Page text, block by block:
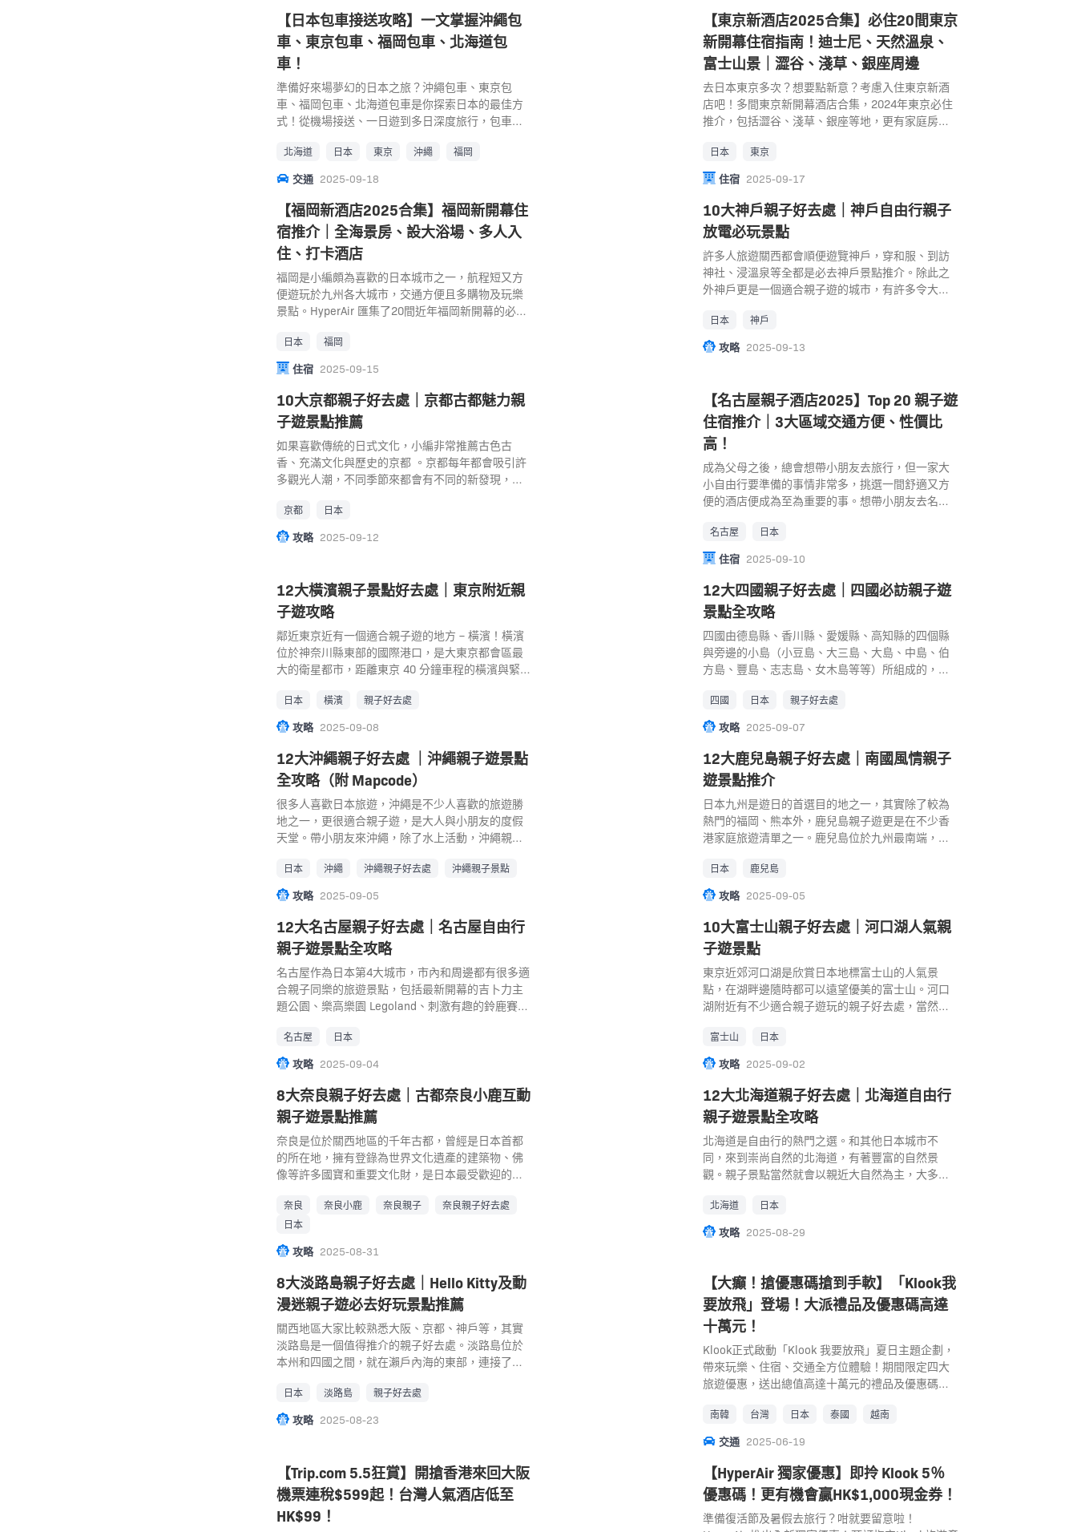
前（18A乘車處）」，搭西鐵巴士21或 21B路線至
「海之中道」巴士站，約40~60分鐘搭船：在「博
多埠頭」或是「Marizon」，搭乘到「海中道渡船
場」，約20分鐘電車：如果是搭乘地下鐵(電車)，
從「博多車站」出發，搭乘 鹿兒島本線 →「香椎車
站」（約10分鐘），轉乘 JR香椎線 →「海之中道
車站」（約20分鐘）、或是 「西戶崎車站」（約25
583 […]
長的滑梯、攀爬設備與其他設施。樂園是專為促進
體能訓練，以及提倡身體健康而設計。每個人都能
盡情享受園區裡的動物園，近距離與動物接觸。另
外在動物王國裏就可以近接觸或餵食水豚，貓鼬和
貓頭鷹等動物，還有超人氣的水豚和《獅子王》中
的丁滿原身的狐獴，小朋友同時可以學會尊重生
命，和大自然的各種動物和平共處。樂園也不只有
越過一眾障礙物，在玩樂的同時，檢測你的肉體年
齡，看看自己有哪方面需要加強，又或者可以去體
驗桑拿、溫泉、泥漿浴、瑜珈課程等，徹底放鬆身
心。 景點： 熊本阿蘇農場樂園 地址： 熊本県阿蘇
郡南阿蘇村河陽5579-3 (Google Map) 電話：
+81967672100 營業時間： 09:00～17:00 交通：
從JR熊本車站搭乘JR豐肥本線於「肥後大津」站下
車，轉乘九州橫斷巴士「やまびこ号」於「赤水」
車站前下車，轉乘計程車約10分鐘 Map Code :
256 510 207*15 官方網站：
一日遊 熊本親子好去處｜2. 阿蘇卡德利動物樂園
阿蘇卡德利動物樂園位於阿蘇火山山腳, 一個以熊為
主半開放式的動物園，園內有100種共800隻的可愛
動物，其中有就有7個品種共200隻是熊，也有可讓
大家體驗到擁抱幼熊，以及可以和世界各地的狗。
貓、羊駝和水豚互動的「互動區」也很受歡迎，還
可以觀看到宮澤教練和黑猩猩「布丁」的表演,以及
在世界中活躍的動物訓練師們與動物們的精彩表
演。有興趣到活火山觀光的話，也可以參加動物園
到火山口，從上而下看看有名的阿蘇山！ 景點： 阿
蘇卡德利動物樂園 地址： 熊本県阿蘇市黒川2163
(Google Map) 電話： +81967342020 營業時間：
鐘車程 […]
有多個展區，家長可以帶小朋友們近距離接觸海洋
動物，有巨大卻又無比溫柔的鯨鯊、可愛的海豹、
水獺，萌度滿點的企鵝、水豚君都是小朋友的最
愛，感受一下它們的生活環境。最特別的是觸摸區
物，當然也還有各式各樣的海洋生物可以欣賞，現
場可以看到非常多日本的爸爸媽媽會帶孩子來玩，
是很熱門的大阪親子景點。下午五點之後《夜の海
遊館》時段也是很熱門！ 大阪親子景點： 大阪海遊
館 Osaka Aquarium Kaiyukan 地址： 大阪府大阪市
港區海岸通1-1-10 (Google Map) 電話： +81-6-
阪地鐵從地下鐵中央線至「大阪港」下車，步行5分
鐘 大阪親子遊景點好去處｜2. 大阪樂高樂園
和大阪海遊館一樣，是位於大阪港邊，都是好玩的
大阪親子景點，雖然室內規模並不大，但由於內裹
空間善用得宜，不需擔心日曬雨淋，不但有5個不同
自組Lego區之餘，亦有4D電影院、迷你建築區等。
LEGOLAND內可以體驗多種與 Lego 有關的娛樂設
施，亦有一般遊樂園有的空中單車和射擊區，雖然
說亦不能錯過。而更顯得出樂園的貼心的是，在樂
園的四周都有長椅，方便家長可以邊坐下休息邊看
著小孩玩Lego，適合各個年齡層的小朋友，不論是
大人或是小朋友都可以盡興而歸。 小編建議大家可
以大阪樂高樂園和大阪海遊館安排在同一天，讓小
孩有個充滿快樂與知性的港灣旅程。 大阪親子景
點： 大阪樂高樂園 LEGOLAND Discovery Center
ケットプレース3樓 (Google Map) 電話： 06 –
6573 – 6010 營業時間： 平日9:30-16:00；週末
9:00-15:00 交通： 「大阪港」駅下車走路5分 大阪
親子遊景點好去處｜3. 大阪環球影城 Universal
Studio Japan 在大阪的環球影城不但有2021新開幕
的超級任天堂世界、原汁原味的哈利波特霍格華茲
和活米村之外、以侏羅紀世界為背景的飛天翼龍雲
霄飛車、亦有Minions小小兵樂園。大阪環球影城每
年都會舉辦Cool Japan的活動，不但加入了日本的
[…]
【日本包車接送攻略】一文掌握沖繩包
車、東京包車、福岡包車、北海道包
車！
準備好來場夢幻的日本之旅？沖繩包車、東京包
車、福岡包車、北海道包車是你探索日本的最佳方
式！從機場接送、一日遊到多日深度旅行，包車讓
速規劃日本包車行程，馬上出發！ 日本自由行酒店
推介： 日本自由行行程攻略： 1. 日本包車｜服務類
型 日本包車服務超靈活，無論是東京包車短程移
動，還是北海道包車長途探索，總有最適合你的選
擇！以下是三大類型詳細介紹： 1.1 單程接送 (點對
點/機場) ✈️ 東京包車單程接送從成田機場直達東京
都心，或從福岡機場到市區，快速又省心！ 1.2 一
日包車 (計時數/計里程) 🌄 沖繩包車一日遊讓你一
天跑遍海灘與古蹟，北海道包車也能輕鬆搞定富良
野花海+小樽！ 1.3 多日包車 🏞️ 日本包車多日行程
完美適合跨區域旅行，北海道包車帶你暢遊札幌到
函館！ 2. 日本包車｜車型資訊 選對車型，東京包
適！以下是常見車型比較： 車型 人數限制 行李件
數（標準尺寸） 特色 五人座車 1-4人 2-3件 靈活、
適合小家庭或情侶 七人座車 5-6人 4-5件 空間寬
敞，家庭旅遊首選 九人座車 7-8人 6-7件 適合小團
體，舒適度UP 中巴15座車 9-15人 10-12件 大團體
專屬，行李空間大 💡 小提醒：行李多或有滑雪裝
備？提前告知，確保日本包車車型符合需求！ 日本
一日遊推介： 3. 日本包車｜預訂平台比較 東京包
車、沖繩包車、福岡包車、北海道包車的熱門預訂
含一日包車費用（以東京市區8小時五人座車為例，
消政策 […]
北海道 日本 東京 沖繩 福岡
交通 2025-09-18
【東京新酒店2025合集】必住20間東京
新開幕住宿指南！迪士尼、天然溫泉、
富士山景｜澀谷、淺草、銀座周邊
去日本東京多次？想要點新意？考慮入住東京新酒
店吧！多間東京新開幕酒店合集，2024年東京必住
推介，包括澀谷、淺草、銀座等地，更有家庭房、
山、淺草寺等景色！小編精選20間東京新酒店指
南，更有必住排行榜！
日本 東京
住宿 2025-09-17
【福岡新酒店2025合集】福岡新開幕住
宿推介｜全海景房、設大浴場、多人入
住、打卡酒店
福岡是小編頗為喜歡的日本城市之一，航程短又方
便遊玩於九州各大城市，交通方便且多購物及玩樂
景點。HyperAir 匯集了20間近年福岡新開幕的必住
內文揀選心水酒店。
日本 福岡
住宿 2025-09-15
10大神戶親子好去處｜神戶自由行親子
放電必玩景點
許多人旅遊關西都會順便遊覽神戶，穿和服、到訪
神社、浸溫泉等全都是必去神戶景點推介。除此之
外神戶更是一個適合親子遊的城市，有許多令大人
人博物館、神戶動物王國裡的水豚最療癒人心、充
滿遊樂設施的神戶水果花卉公園，還可以走走神戶
人的後花園─神戶布引香草園，享受被植物花卉圍繞
處｜1. 神戶麵包超人博物館 如果你一家大細都喜歡
麵包超人，「麵包超人博物館」絕對是你們必去的
神戶親子景點! 神戶麵包超人博物館於2013年開
幕，以深受小朋友歡迎的麵包超人做為主題的博物
以製作出麵包超人的果醬爺爺烘焙坊，小朋友可以
任意樂遊其中、可以看到麵包超人和他的夥伴們散
步的遊樂區，更會有歡樂的劇場表演，欣賞正義的
麵包超人如何對抗邪惡的細菌人和解救困境中人們
的故事。博物館還合併了大型商場，大家可以盡情
購買有關麵包超人的周邊產品，當然不少得當地限
館的時候，必定可以讓成年人重拾兒時的童真, 小朋
友玩得樂而忘返的親子好去處。 地址： 神戶市中央
間： 博物館－10:00~18:00；購物中心－
10:00~19:00 交通： 在JR「神戶」站下車徒步8分/
在神戶市營地下鐵「海港園地」站下車徒步8分/在
阪急・阪神・山陽電車「高速神戶」站下車徒步13
分 神戶親子好去處｜2. 神戶動物王國 「神戶動物
王國」是神戶市內全天候型的主題公園，是一個16
天也能安心玩！園區分為不同的區域，大多數無柵
欄式放養的動物還能做近距離互動，包括可愛動物
岩之谷與濕地等等，每個區域都住著不同特色和種
類的動物，例如：「可愛動物區」的兔子、天竺
鼠、小貓與小狗，讓小孩學習與動物相處，亦為之
後接觸中型動物作心理準備。「水之谷」更有超人
氣巨星－渾身圓潤、超萌系天然呆的「水豚」。水
豚個性溫和也很愛吃，可以花費購買水豚的點心，
題。園中亦有熊、狼、袋鼠、駱駝、美洲獅、土撥
鼠、小熊貓、草泥馬、耳廓狐、環尾狐猴、海獅、
址： 神戶市中央區港島南町 7-1-9 電話： 078-
861-5624 營業時間： 10:00－17:00 交通： 於CITY
LOOP #2 臨海樂園(馬賽克前)步行5分鐘；「三宮
站」轉乘 Port Liner 至「京コンピュータ前(神戸ど
うぶつ王国)」 神戶親子好去處｜3. 神戶王子動物園
神戶市立王子動物園想當然一定有許多動物，標榜
王子動物園，動物園內飼育了130種超過800隻的豐
富種類動物，除了大熊貓旦旦擁有超高人氣，存在
焦點，有許多讓小朋友可與動物親密接觸的機會，
加上春季繁花盛開，是當地非常有人氣的親子景
點！但其實這裡面吸引小孩子的不只是可愛的動物
們，園內還有迷你遊樂園，共有十七種遊樂設施，
讓孩子們在此，可以同時享受到動物園與兒童樂園
的雙重樂趣。 不可錯過在動物園的北側，建於明治
眼療癒的蒼藍色外觀，娓娓道來令人著迷的歷史。
知名電影「鋼之鍊金術士」真人版等多部影視作品
也曾在此取景，是神戶市近期熱門親子打卡景點。
地址： 兵庫縣神戶市灘區王子町 3-1 電話： 0078-
861-5624 營業時間： 博物館－10:00~18:00；購物
中心－ 09:00～17:00[3月~10月] / 09:00～
16:30[11月~2月] (星期三休息) 交通： 阪急電鐵
園前」 神戶親子好去處｜4. 六甲山牧場 來關西的親
子旅遊許多人都會安排戶外景點，六甲山牧場與掬
星台看夜景的行程最為經典，六甲山牧場位於兵庫
縣神戶市的六甲山上，是以瑞士的山岳牧場為藍本
建造的觀光牧場。牧場的標語是「人與動物與自然
親密接觸的地方」，在廣闊的牧場中飼養著120餘頭
羊、馬、牛、小豬等小動物，牧場內除了可以輕輕
日本 神戶
攻略 2025-09-13
10大京都親子好去處｜京都古都魅力親
子遊景點推薦
如果喜歡傳統的日式文化，小編非常推薦古色古
香、充滿文化與歷史的京都 。京都每年都會吸引許
多觀光人潮，不同季節來都會有不同的新發現，無
除了日本式建築及寺院外，其實都擁有很多適合自
由行親子遊的景點，已打算親子遊去京都旅行的家
長不妨參考一下這些親子好去處。 京都親子自由行
館是親子旅遊或鐵道迷非常值得造訪的京都景點。
作為日本最大的鐵路博物館之一，佔地3萬平方公
尺，館內展示了各種不同時期和造型的日本火車，
從蒸汽火車到新幹線共53輛的火車，其中最早的火
車來自於1880年北海道幹線鐵路—幌內鐵道，從美
國引進最先進的火車頭「義經」。 京都鐵道博物館
還有不少不能錯過的參觀亮點，包含了扇形車庫建
築，新幹線模擬駕駛以及將位於舊二條站的日本現
本國家指定的重要文化財，展示了眾多保存完好的
蒸汽火車，而中間的巨大轉盤就是要幫火車可以妥
善的停入車庫中，看起來非常壯觀。新幹線模擬駕
駛和新幹線駕駛員實際訓練時所使用是一樣，就像
在駕駛真實的火車一樣。這座博物館不僅備受火車
愛好者青睞，也非常適合全家大細到此一遊。 地
址： 600-8835 京都府京都市下京區觀喜寺町 電
話： 0570-082-462 營業時間： 10:00～17:00 入
館至16:30 (星期三休息) 交通： JR「京都站」徒步
都鐵道博物館前」 京都親子好去處｜2. 東映太秦映
畫村 喜歡忍者的小朋友時代劇的朋友們一定要來到
這間日本唯一可以身歷其境體驗的「東映太秦映畫
村」主題公園，也是東映京都電影製片廠專用的江
戶時代外景地，佔地面積約有53,000平方公尺，保
存了超過200部的作品與拍攝現場。在這裡不僅可以
體驗江戶時代的城鎮外景，參觀時代劇的拍攝場
景，還可近距離欣賞到精彩的忍者秀，還有東映動
漫展覽館可以看到各種動漫模型。另外裝扮照相館
選組成員並拍照打卡留念，甚至可以直接在電影村
內散步！若運氣好剛好遇上拍攝檔期的話，還能在
現場觀摩拍攝的過程！ 地址： 京都府京都市右京区
太秦東蜂岡町10番地 電話： 0570-06-4349 營業時
間： 10:00〜17:00 交通： JR「太秦站」徒步5分
鐘、搭乘京都市營巴士至「太秦映畫村前」等 京都
親子好去處｜3. 京都水族館 京都水族館絕對值得成
為親子遊景點推薦之一。位於京都梅小路公園內，
是日本第一所位處內陸的大型水族館，該館地處JR
京都站以西大約1公里，佔地 11,000 平方米，館內
展現起源於京都周圍環繞著壯麗的群山與多達10條
河川與海洋，而是著重於河川與海洋所孕育的豐富
大自然，同時為了最大限度地呈現出「與生命共存
的生態系」而費盡各種心思。 這裡有許多讓孩子們
親近水中生物的機會！除了可近距接觸生物的展
覽、觀看海豚、企鵝、日本大山椒魚、京都之海、
水母水池5個景點。每天舉辦的海豚秀，震撼力十
足！在四季自然景觀的游泳池中，展現華麗技巧的
可能展示企鵝生態，「京都水族館」耗費巧思打造
調展現出獨一無二的京都風格。 地址： 京都下京区
観喜寺町35-1（梅小路公園内） 電話： 075-354-
3130 營業時間： 10:00～18:00（入館至17:00止）
交通： JR京都站北口B3巴士乘車處搭乘205、
京都 日本
攻略 2025-09-12
【名古屋親子酒店2025】Top 20 親子遊
住宿推介｜3大區域交通方便、性價比
高！
成為父母之後，總會想帶小朋友去旅行，但一家大
小自由行要準備的事情非常多，挑選一間舒適又方
便的酒店便成為至為重要的事。想帶小朋友去名古
子酒店三大區域優缺點，有交通便利的中村區、價
錢貼地的中區，以及日本樂高樂園附近的名古屋親
子酒店推介！Top 20 名古屋親子酒店超詳盡介紹，
提供編輯推介評分表，即睇詳情介紹！
名古屋 日本
住宿 2025-09-10
12大橫濱親子景點好去處｜東京附近親
子遊攻略
鄰近東京近有一個適合親子遊的地方 – 橫濱！橫濱
位於神奈川縣東部的國際港口，是大東京都會區最
大的衛星都市，距離東京 40 分鐘車程的橫濱與緊繃
遊樂園、水族館等等各式橫濱親子景點，如果下次
安排一家大細去東京旅遊時別忘記遊覽橫濱親子好
去處。 橫濱親子自由行 橫濱親子好去處｜1. 麵包
超人兒童博物館 目前全日本有５家麵包超人博物
館，位於橫濱的麵包超人博物館，不僅是５間麵包
超人博物館中歷史最悠久，同時也是名氣最高的一
間。橫濱麵包超人博物館以麵包超人動畫的世界觀
規劃而成，博物館以帶有彈性的柔軟材質鋪設地
板，讓幼兒或是小朋友即使跌倒都不怕受傷，也方
做規劃，採取較為開放的遊樂設施設計，新博物館
較有開闊感，中間是以森林麵包屋為主的遊戲區，
在大片草原中讓孩子盡情奔跑玩耍，設計出兒童森
林樂園的概念。正對面的戶外區，規畫為麵包超人
角色表演區，開闊的空間方便讓孩子們觀看表演。
室外區還另闢了一區球類公園，裡面有多種不同麵
包超人角色大球，能讓孩子們盡情拋球玩耍。最吸
引小朋友的環節是體驗「麵包超人」的世界，能和
麵包超人與他的夥伴們一起互動，跟最喜歡的「麵
景點： 麵包超人兒童博物館 地址： 神奈川縣橫濱
市西區港未來6-2-9 (Google Map) 電話： 045-
227-8855（10:00-18:00） 營業時間： 10:00～
17:00 交通： (1)從港未來線「新高島」站3號出口
步行約3分鐘(2)從JR各線「橫濱」站東口步行約10
分鐘 官方網站： https://www.yokohama-
anpanman.jp 橫濱親子好去處｜2. 寵物小精靈中心
關東區只有四間寵物小精靈中心，分別在台場、晴
空塔、千葉市與橫濱市。橫濱的寵物小精靈中心座
PLAZA）內，交通十分方便，是小孩子的天堂。每個
寵物小精靈中心都有各自的主題，橫濱寵物小精靈
中心Pokémon Center Yokohama，非常應景地以
『航海』為主題設計了穿著水手服、戴上船長帽的
皮卡丘，店內中心位置還有一隻水系神獸蓋歐卡以
穿破天花板之姿現身! 店內有很多寵物小精靈周邊商
品，熱愛寵物小精靈的大人及小朋友絕對不可以錯
過。 親子景點： 寵物小精靈中心 地址： 横浜市西
区高島2-19-12 0101 丸井 CITY 百貨 8F (Google
Map) 電話： 0454-53-3051 營業時間： 11:00～
橫線或港未來線「横浜駅」 徒歩5分 官方網站：
https://www.pokemon.co.jp/shop/ 橫濱親子好去
處｜3. 橫濱八景島樂園 八景島海島樂園是由水族
魚在此悠游，是日本最大規模的水族館，水族館
「海洋度假村」中分為4大主題，海底生物觀賞區除
了有像水族館的海底隧道和海豚表演之外，甚至在
「FUREAI LAGOON」可以直接接觸水槽中生活的海
日本 橫濱 親子好去處
攻略 2025-09-08
12大四國親子好去處｜四國必訪親子遊
景點全攻略
四國由德島縣、香川縣、愛媛縣、高知縣的四個縣
與旁邊的小島（小豆島、大三島、大島、中島、伯
方島、豐島、志志島、女木島等等）所組成的，各
小島嶼群，無論在自然景觀、人文風情、美食景點
等，四國地區既豐富又多元。在四國，從能悠然自
得遊玩的自然豐富的公園，到雨天也能去玩的文化
設施，可供親子同遊的遊樂場所都十分豐富。大家
可以帶孩子深度旅行，體驗當地特色。 四國親子自
由行推介： 四國親子好去處｜1. 高知縣立野市動物
公園 高知縣立野市動物公園是四國高知的大型動物
園，被TripAdvisor®選為日本動物園排行榜2019上
榮登冠軍的動物園！本園占地廣大、自然豐饒，有
蓬勃十分受遊客喜愛。 動物園重現了多個動物生活
的自然環境，讓動物們舒適生活，讓大家在園內自
由觀察動物的生態。園內會定期舉辦不同活動，例
如「參觀公園非公開園區」和「與動物園園長散
步」等，讓大人小朋友都可以深入了解動物，其中
就屬鯨頭鸛最有人氣。另外，在森林館中還會模擬
下大雨跟起霧的環境，動物園中央的兒童遊樂區有
熱門的白色彈跳床，非常推薦親子遊的家庭。 雖然
高知野市動物園沒有大象、獅子、老虎等大型動
型的生態園區，動物園在圍欄較少的情況下生活，
是親子自駕必遊的四國親子景點。 景點： 高知縣立
野市動物公園 地址： 高知県香南市野市町大谷738
(Google Map) 電話： 0887-56-3500 營業時間：
09:30 – 17:00 (星期一休息) 交通： 從JR土贊線換
乘土佐黑潮鐵路的後免·奈半利線（Gomen Nahari
sen），在野市站（Noichi eki）下車。從車站步行
20分鐘即可到達動物園。 MapCode： 73 265
006*55 官方網站： https://noichizoo.or.jp/cn/ 四
模、能輕鬆欣賞到瀨戶內海的「四國水族館」以四
國水景為主題，展現出四國地區特有的水中世界。
水族館分為2層樓，包括「瀨戶內海區域」、「太平
時段與季節不同，也會展現出截然不同的空間演
出。館內景點相當豐富，其中的巨型水槽「綿津見
之景」，寬11公尺、高5.5公尺，水量有650平方公
尺，也是四國地區最大的展示水槽，這裡預計展出
20種類的洄游魚，以展現四國南岸的「黑潮」環
境。「渦流之景」則可以體驗到宛如從海中窺探
「鳴門海峽」的激烈海潮，館內有許多充滿創意功
夫的魅力展示。另外，「神無月之景」則是讓參觀
者可以仰著頭，透過直徑4公尺的巨大圓窗，近距離
有種彷彿身處海底，能以最自然的方式欣賞鯊魚的
致當然也納入設計元素中。這裡有四國唯一的正統
海豚水池，利用了水族館與海面的高低差，同時又
巧妙地以瀨戶內海作為表演舞台的背景，讓大家不
僅能同時欣賞到海豚的可愛演出，又能享受到遼闊
四國 日本 親子好去處
攻略 2025-09-07
12大沖繩親子好去處 ｜沖繩親子遊景點
全攻略（附 Mapcode）
很多人喜歡日本旅遊，沖繩是不少人喜歡的旅遊勝
地之一，更很適合親子遊，是大人與小朋友的度假
天堂。帶小朋友來沖繩，除了水上活動，沖繩親子
當然不能錯過美麗海水族館。沖繩親子遊還是選擇
租車自駕最方便，自由彈性度最高。 沖繩親子自由
行 沖繩親子好去處｜1. 海洋博公園 + 沖繩美麗海水
族館（Okinawa Churaumi Aquarium） 海洋博公園
由第一次世界海洋博覽會的會所改建而成，可以感
受沖繩豐富的自然、體驗歷史文化，還可以與海豚
一同嬉戲玩樂的海洋公園。「海洋博公園」有內全
亞洲最大、全世界排名第二的「沖繩美麗海水族
館」，一直都是沖繩的人氣旅遊景點，每年有超過
美麗的海為主旨，「與沖繩的海相會」為主題，創
造了多種多樣的海洋生物的展示區，館內有將近
30,000種海洋生物，擁有世界最大規模全長8.7m的
巨大鯨鯊和鬼蝠魟優雅悠遊的大水槽「黑潮之
海」，從小型的熱帶魚到身長8.6公尺的鯨鯊，重現
了沖繩的海底世界。除了水族館之外，「海洋博公
園」也有許多免費的開放設施，超人氣的海豚劇場
也可以免費欣賞，還有海龜館、海灘、兒童公園等
遊玩設施。 景點： 海洋博公園 + 沖繩美麗海水族館
(Google Map) 電話： 0980-48-2741 營業時間：
10月到2月：8:30 AM – 6:30 PM3月到9月：8:30
AM – 8:00 PM 交通： 從那霸機場，搭乘YANBARU
急行巴士（やんばる急行巴士）、高速巴士117號
（直達車），至「記念公園前」下車。117號巴士分
為高速巴士和一般路線，需搭乘高速巴士才能直達
沖繩美麗海水族館 自駕 GPS Map Code： 553 075
797*74 美麗海水族館相關一日遊 沖繩親子好去處
｜2. 沖繩兒童王國（OKINAWA ZOO & MUSEUM）
沖繩兒童王國是日本最南端的複合型動物園。有哺
物。在動物園區內除了能與動物們近距離接觸之
外，還能看到棲息於「琉球弧」的屋久島猴和琉球
犬等珍貴野生動物。 腹地內還附設有兒童博物館
動，正是一個讓小朋友一邊透過體驗一邊了解科學
的樂趣。還舉行許多能自然地學習沖繩的歷史、文
化與大自然的展示和企劃活動。在自然豐富的環境
中，還有野鳥、小動物和候鳥聚集。此外，在復原
日本 沖繩 沖繩親子好去處 沖繩親子景點
攻略 2025-09-05
12大鹿兒島親子好去處｜南國風情親子
遊景點推介
日本九州是遊日的首選目的地之一，其實除了較為
熱門的福岡、熊本外，鹿兒島親子遊更是在不少香
港家庭旅遊清單之一。鹿兒島位於九州最南端，氣
租車服務非常完善，擁有非常適合家庭旅遊的景
點。不論你是想認識動物、親近大自然，抑或培養
小朋友藝術氣息，都可以探索鹿兒島親子遊的樂
趣，是親子遊的好去處。 鹿兒島自由行必備✨ 鹿兒
島親子好去處｜1. 鹿兒島水族館 水族館相信是不少
小朋友的最愛，鹿兒島水族館是九州規模最大的水
族館，主要展示鹿兒島灣內和沿岸豐富多樣的海洋
生物。水族館的外觀像是小雪梨歌劇院，主題是
「黑潮浪漫海道」，介紹黑潮從南西諸島到鹿兒島
萬隻海洋生物，包括：珍貴稀有的鯨鯊、海豚、海
豹、吞拿魚和電鰻等。 水族館還有許多互動節目，
例如「電鰻放電解說」、「解說導覽」等，在眾多
水族館的活動中，海豚表演絕對是鹿兒島親子遊的
重點行程，無論大人小朋友無不拜倒在海豚的可愛
萌樣，大家可在20分鐘的表演中認識海豚的身體構
造和習性。更可以近距離觀賞海豚，還在鯨鯊大水
槽前聽解說，深入了解這些海洋生物，絕對是個親
子好去處！ 景點： 鹿兒島水族館 地址： 鹿兒島市
營業時間： 09:30 – 18:00 交通： 從JR鹿兒島「中
央」站下車，搭往かごしま水族館方向市營巴士在
「かごしま水族館前」落車後，再徒步約5分鐘即可
https://ioworld.jp 鹿兒島親子好去處｜2. 平川動物
公園 平川動物園的理念是「愉快學習，愉快遊
玩」，希望鹿兒島遊客一家大小能於參觀動物園時
能學習保護自然和愛護動物，園內有與大自然融合
的飼養環境，而且有體驗活動，可以撫摸兔子等小
動物，園內擁有140種約1000隻動物，包括日本國
內少見的樹熊和白老虎，深受大家喜愛的無尾熊、
亞洲象、北極熊、小熊貓，還有長頸鹿、斑馬、犀
牛、鴕鳥等。另外有面積達1900平方米之大的飛鳥
翔。園內亦有特色的足湯，可以一邊泡腳一邊觀賞
趣。 動物公園內同時設有遊樂園，有大量適合兒童
的遊樂設施，包括旋轉木馬，卡丁車和摩天輪，必
定能讓小朋友充份放電，在動物園度過充實的一
天，是鹿兒島親子遊行程的必到之選。 景點： 平川
日本 鹿兒島
攻略 2025-09-05
12大名古屋親子好去處｜名古屋自由行
親子遊景點全攻略
名古屋作為日本第4大城市，市內和周邊都有很多適
合親子同樂的旅遊景點，包括最新開幕的吉卜力主
題公園、樂高樂園 Legoland、刺激有趣的鈴鹿賽車
15大名古屋親子好去處，完全就是一個可以滿足小
朋友又可以滿足大人看風景的親子自由行好地方！
名古屋親子自由行推介： 【名古屋親子酒店】Top
20 親子遊住宿推介｜交通方便、性價比高！ 【日本
中部 JR Pass】 搜尋格價｜幫你揀最啱嘅 JR Pass
優惠 名古屋親子好去處｜1. 吉卜力主題公園 2022
年11月盛大開幕的吉卜力樂園是設立在名古屋愛知
縣的「愛・地球博紀念公園」內，整個園區將吉卜
力動畫經典場景一一重現。園區內將分成匯合《哈
「青春之丘」、以《千與千尋》的場景和建築風格
為主題的「吉卜力的大倉庫」，及展現《龍貓》場
景的「龍貓之森」。大人小朋友都可以心全意投入
一個充滿奇幻與夢想的吉卜力幻想世界，相信是宮
崎駿迷必到景點之一！ 各個區域分別有獨立的門
票，並有不同的門票組合可供選擇，門票銷售採用
預約制，分為事前抽選或先到先得式，現時未有計
劃推出共通券。購票需要官方指定網站（Boo-Woo
チケット）或地點（全國的LAWSON）。 景點： 吉
卜力主題公園 地址： 愛知県長久手市茨ケ廻間乙
～17:00（平日）/ 9:00～17:00（六、日、假
日）/ 星期二公休日 交通： 從新幹線名古屋站，乘
坐地鐵東山線，再在藤が丘站轉乘電車東部丘陵
意。 吉卜力主題公園相關活動 名古屋親子好去處｜
2. 日本樂高樂園 LEGOLAND JAPAN RESORT 講到名
古屋最受親子歡迎的景點，一定非LEGOLAND莫屬！
日本首座樂高樂園位於名古屋，距離中部國際機場
名古屋 日本
攻略 2025-09-04
10大富士山親子好去處｜河口湖人氣親
子遊景點
東京近郊河口湖是欣賞日本地標富士山的人氣景
點，在湖畔邊隨時都可以遠望優美的富士山。河口
湖附近有不少適合親子遊玩的親子好去處，當然少
和博物館等，能讓你和大人小朋友悠閒地享受大自
然，心曠神怡，獲得平日在城市生活難得的寶貴體
驗。 富士山親子自由行 富士山親子好去處｜1. 富士
急樂園 日本3大遊樂園之一的富士急樂園以刺激的
遊樂設施而聞名，擁有各種「世界第一」紀錄的遊
樂設施 : 高度79m、旋轉高度79.5m、落差高度
70m、最快時速130km、打破金氏世界紀錄的「雲
霄飛車之王FUJIYAMA」，步行距離長達700ｍ的世
界最長、號稱全日本最恐怖的鬼屋「超・顫慄迷
車」、「高飛車-最陡雲霄飛車」、轉圈數最多的
「Eejanaika-翻轉雲霄飛車」等都是富士急樂園超
有名又具代表性的遊樂設施，不少人想要去遊樂園
園！2022年新增最新富士山展望台極速溜滑梯、空
中漫遊，可以更盡情感受富士山的美景與高度刺
激，一定不能錯過！ 富士急樂園還有少見的「免費
入園」服務，單只是進去樂園內是不用收費的，所
以即使不玩遊樂設施也可以到富士急樂園內四處遊
覽。近年來與《火影忍者》、《新世紀福音戰士》
等人氣動漫作品合作開闢主題園區，並跟法國人氣
繪本合作推出打卡拍照的《麗莎與卡斯伯小鎮》等
設施。富士急樂園既適合喜歡挑戰刺激極限的大人
細，更成為了親子遊的必訪遊樂園之一。 景點： 富
(Google Map) 電話： 0555-24-6711 / 0555-23-
2111 營業時間： 09:00～18:00 交通： 富士急巴
士：從新宿南口搭乘「富士五湖～新宿線巴士」至
富士急樂園站下車（約1小時40分鐘）；也可以從東
富士山 日本
攻略 2025-09-02
8大奈良親子好去處｜古都奈良小鹿互動
親子遊景點推薦
奈良是位於關西地區的千年古都，曾經是日本首都
的所在地，擁有登錄為世界文化遺產的建築物、佛
像等許多國寶和重要文化財，是日本最受歡迎的旅
園，很愛吃小鹿仙貝的奈良小鹿，更有其他適合親
子遊的景點，非常值得一家大細前來奈良遊覽。 奈
良親子自由行 奈良親子好去處｜1. 奈良公園 奈良公
園以鹿聞名，是奈良最有名的景點，遊客可以在園
內與隨處走動的鹿群近距離接觸。奈良公園佔地
660公頃，是一座集自然綠地與古代建築與文化設施
為一體的大型公園。在奈良公園棲息的鹿群是野生
的，並已列為日本的天然珍寶，現時約有 1,300 隻
鹿在園內棲息。這些鹿非為馴養，但遊客可以用特
製的鹿仙貝餵飼牠們，公園內設有販售小鹿仙貝的
一年365天全天免費開放，遊客可隨時前往遊覽。奈
良公園的櫻花和紅葉是奈良的美景，因此這裡又是
賞花和觀賞紅葉的必遊景點。 景點： 奈良公園 地
24小時開放 交通： 可乘近鐵線到近鐵奈良車站下
車，步行約5分鐘左右。由近鐵奈良車站可乘循環巴
士，到縣廳前奈良公園巴士站下車即是。如乘坐JR
線電車到JR奈良車站亦可，只是稍遠一些，乘計程
奈良 奈良小鹿 奈良親子
奈良親子好去處
日本
攻略 2025-08-31
12大北海道親子好去處｜北海道自由行
親子遊景點全攻略
北海道是自由行的熱門之選。和其他日本城市不
同，來到崇尚自然的北海道，有著豐富的自然景
觀。親子景點當然就會以親近大自然為主，大多是
人紓壓，小朋友也能以最直接的方式親近大自然，
家長可以與小朋友一同享受一個休閒愉快的親子
遊。 北海道親子自由行推介 北海道親子好去處｜
少閒宜的北海道親子景點。動物園內的動物種類主
要為寒冷帶動物，園方精神打造出最貼近天然信息
地的環境，佔地約15萬平方米，為園內超過124種
的數量達700 只動物提供舒適的環境。旭山動物園
是日本第一座成功以自然方式繁殖北極熊、東北豹
和角鴞等寒帶動物的動物園，並以「傳達生命的意
義」為營運宗旨，希望讓來訪的遊客能在此學習到
萬物皆平等、生命誠可貴的理念。 在動物園內可以
沒有玻璃阻隔地欣賞到在冰天雪地中生存的動物，
而動物園最大的特點是引入了一種獨特的理念，以
然環境和舒適的設施居住，展現動物的自然生態，
例如從水底隧道近距離看到北極熊在水底游泳玩耍
的動作；也幫海豹專門設計了水下通道，讓遊客們
可以能親眼目睹牠們上下穿梭的可愛模樣。還有許
北海道 日本
攻略 2025-08-29
8大淡路島親子好去處｜Hello Kitty及動
漫迷親子遊必去好玩景點推薦
關西地區大家比較熟悉大阪、京都、神戶等，其實
淡路島是一個值得推介的親子好去處。淡路島位於
本州和四國之間，就在瀨戶內海的東部，連接了神
環境優美，不單有美麗的海景和日落景 ， 仲有無數
個打卡景點和體驗活動，就連對於日本人來說，亦
是一個著名的渡假勝地，一年四季都能享受觀光樂
子好去處｜1. 二次元之森動漫公園 淡路島的二次元
之森是一個位在兵庫縣立淡路島公園內，是一個融
合動漫、科技和大自然等元素的新概念主題公園，
充分利用自然的白天和夜間不同的景點開放。這裡
日本 淡路島 親子好去處
攻略 2025-08-23
【大癲！搶優惠碼搶到手軟】「Klook我
要放飛」登場！大派禮品及優惠碼高達
十萬元！
Klook正式啟動「Klook 我要放飛」夏日主題企劃，
帶來玩樂、住宿、交通全方位體驗！期間限定四大
旅遊優惠，送出總值高達十萬元的禮品及優惠碼！
互動遊戲即將登場，讓全城沉浸「放飛」樂趣，贏
取超值優惠及豐富獎品！今個夏天，跟Klook一起放
飛旅遊，盡享玩住行！ 優惠1：超抵優惠碼高達
$5000 1. 全線產品可減高達HK$185 滿HK$1,200減
HK$65：SUMJOY65 滿HK$2,500減HK$120：
SUMJOY120 2. 逢星期六日 9PM 大派高達
HK$1,000 逢星期六日 – 大派高達HK$1000，全線
南韓 台灣 日本 泰國 越南
交通 2025-06-19
【Trip.com 5.5狂賞】開搶香港來回大阪
機票連稅$599起！台灣人氣酒店低至
HK$99！
【HyperAir 獨家優惠】即拎 Klook 5％
優惠碼！更有機會贏HK$1,000現金券！
準備復活節及暑假去旅行？咁就要留意啦！